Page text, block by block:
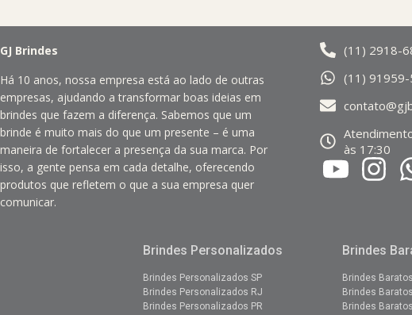
GJ Brindes
Há 10 anos, nossa empresa está ao lado de outras
empresas, ajudando a transformar boas ideias em
brindes que fazem a diferença. Sabemos que um
brinde é muito mais do que um presente – é uma
maneira de fortalecer a presença da sua marca. Por
isso, a gente pensa em cada detalhe, oferecendo
produtos que refletem o que a sua empresa quer
comunicar.
(11) 2918-
(11)
às 17:30
Brindes Personalizados
Brindes Personalizados SP
Brindes Personalizados RJ
Brindes Personalizados PR
Brindes
Brindes
Brindes
Brindes